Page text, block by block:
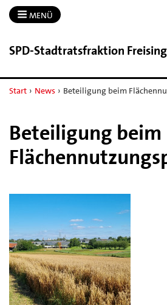
MENÜ
SPD-​Stadtratsfraktion Freising
Start › News › Beteiligung beim
Beteiligung beim